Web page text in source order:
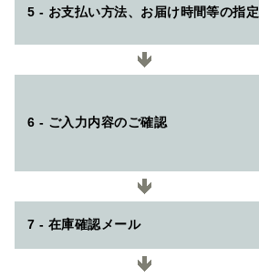
5 - お支払い方法、お届け時間等の指定
6 - ご入力内容のご確認
7 - 在庫確認メール